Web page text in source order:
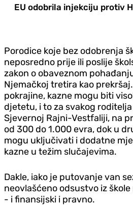
EU odobrila injekciju protiv
Porodice koje bez odobrenja
neposredno prije ili poslije
zakon o obaveznom
Njemačkoj tretira kao
pokrajine, kazne mogu biti
djetetu, i to za svakog
Sjevernoj Rajni-Vestfaliji, na
od 300 do 1.000 evra, dok u
mogu uključivati i dodatne
kazne u težim slučajevima.
Dakle, iako je putovanje van
neovlašćeno odsustvo iz
- i finansijski i pravno.